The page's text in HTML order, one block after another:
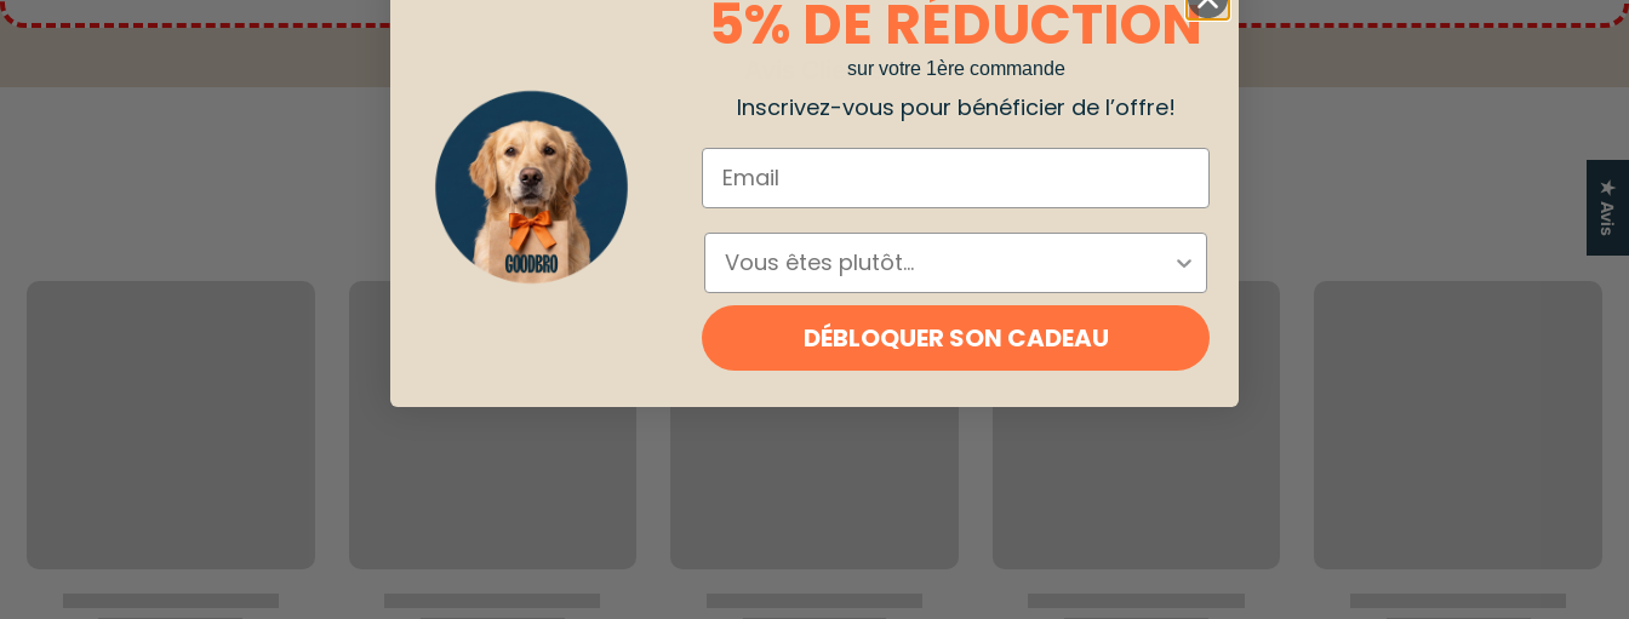
Avis Clients
★ Avis
5% DE RÉDUCTION
sur votre 1ère commande
Inscrivez-vous pour bénéficier de l’offre!
Email
ESPÈCE
DÉBLOQUER SON CADEAU